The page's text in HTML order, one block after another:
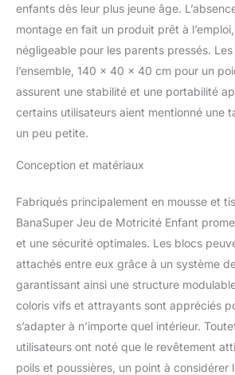
pour un
soutien, ces
mousse
partir
de tissu
la peau
couleurs
fermeture
La base est
éviter de
sols carrelés,
ainsi la
également
tête de
cachée pour
l'ingestion
enfants dès leur plus jeune âge.
montage en fait un produit prêt à
négligeable pour les parents pressés.
l’ensemble, 140 x 40 x 40 cm pour un
assurent une stabilité et une portabilité
certains utilisateurs aient mentionné une
un peu petite.
Conception et matériaux
Fabriqués principalement en mousse et
BanaSuper Jeu de Motricité Enfant
et une sécurité optimales. Les blocs
attachés entre eux grâce à un système
garantissant ainsi une structure
coloris vifs et attrayants sont appréciés
s’adapter à n’importe quel intérieur.
utilisateurs ont noté que le revêtement
poils et poussières, un point à considérer